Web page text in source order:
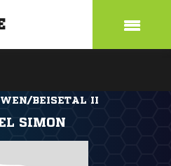
BEISETAL II
SIMON